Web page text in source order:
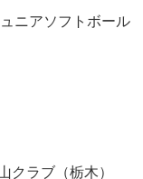
ニアソフトボール
ラブ（栃木）